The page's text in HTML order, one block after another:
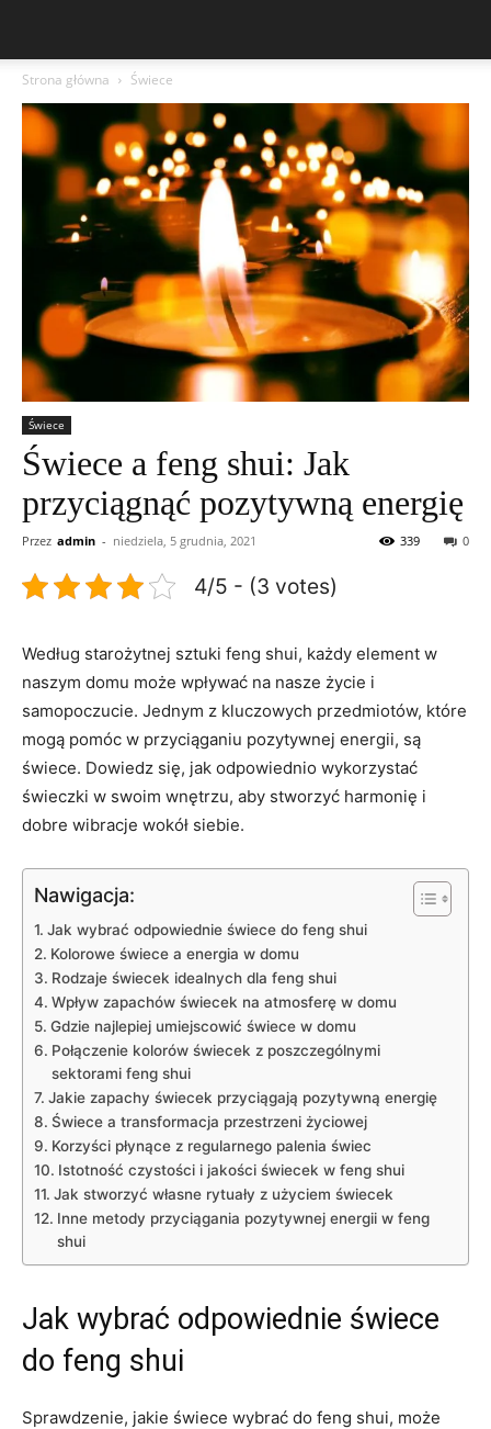
Strona główna Świece
Świece
Świece a feng shui: Jak
przyciągnąć pozytywną energię
Przez admin - niedziela, 5 grudnia, 2021 0
339
4/5 - (3 votes)
Według starożytnej sztuki feng shui, ‌każdy⁣ element w
naszym ⁢domu może wpływać na nasze życie i
samopoczucie. Jednym ⁣z kluczowych przedmiotów, które
mogą pomóc w przyciąganiu pozytywnej energii, są
świece. Dowiedz się, jak odpowiednio ‍wykorzystać
świeczki w​ swoim wnętrzu, aby ‌stworzyć harmonię i
dobre wibracje⁢ wokół siebie.
Nawigacja:
Jak​ wybrać odpowiednie świece⁤ do feng shui
Kolorowe świece a energia w domu
Rodzaje świecek idealnych dla​ feng shui
Wpływ zapachów świecek‍ na​ atmosferę w​ domu
Gdzie najlepiej umiejscowić świece w ‌domu
Połączenie ​kolorów świecek z ⁤poszczególnymi
sektorami feng shui
Jakie zapachy świecek przyciągają⁣ pozytywną energię
Świece‍ a transformacja przestrzeni życiowej
Korzyści płynące z regularnego palenia świec
Istotność czystości i jakości świecek w feng shui
Jak stworzyć własne rytuały z⁣ użyciem ⁤świecek
Inne​ metody przyciągania pozytywnej energii w feng
shui
Jak​ wybrać odpowiednie świece⁤
do feng shui
Sprawdzenie,⁣ jakie ⁢świece wybrać do feng ‍shui, może